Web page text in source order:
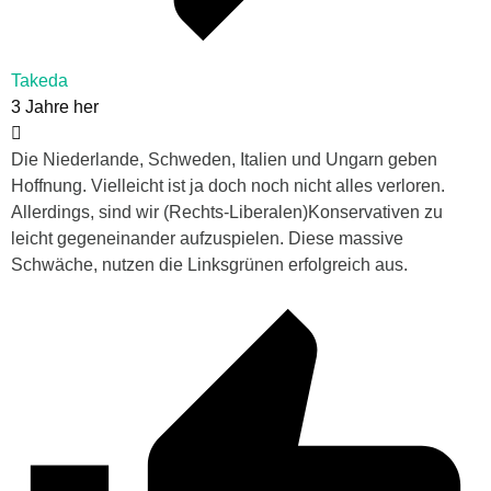
Takeda
3 Jahre her
Die Niederlande, Schweden, Italien und Ungarn geben
Hoffnung. Vielleicht ist ja doch noch nicht alles verloren.
Allerdings, sind wir (Rechts-Liberalen)Konservativen zu
leicht gegeneinander aufzuspielen. Diese massive
Schwäche, nutzen die Linksgrünen erfolgreich aus.